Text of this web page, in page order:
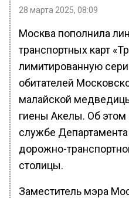
28 марта 2025, 08:09
Москва пополнила
транспортных карт
лимитированную
обитателей
малайской
гиены Акелы. Об
службе Департамента
дорожно-
столицы.
Заместитель мэра